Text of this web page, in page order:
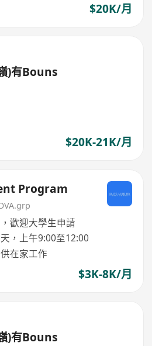
$20K/月
)有Bouns
$20K-21K/月
Program
歡迎大學生申請
，上午9:00至12:00
在家工作
$3K-8K/月
)有Bouns